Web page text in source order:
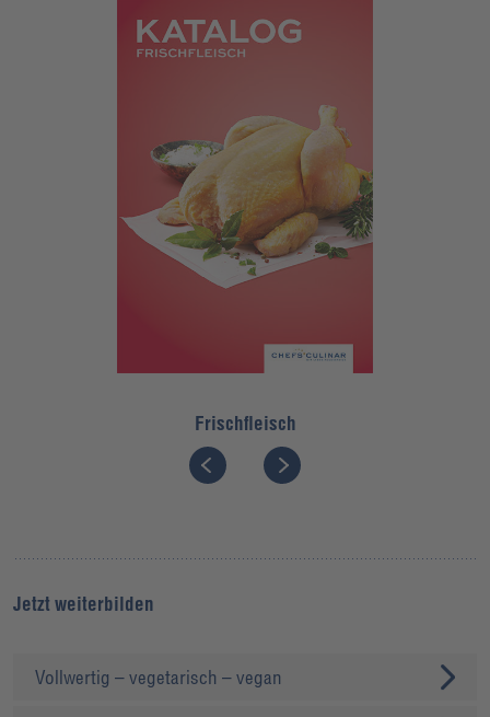
Frischfleisch
Jetzt weiterbilden
Vollwertig – vegetarisch – vegan